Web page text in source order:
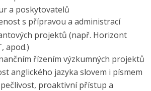
a poskytovatelů
s přípravou a administrací
projektů (např. Horizont
apod.)
řízením výzkumných projektů
anglického jazyka slovem i písmem
proaktivní přístup a